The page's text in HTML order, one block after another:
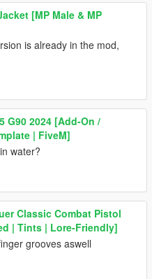
[MP Male & MP
is already in the mod,
G90 2024 [Add-On /
| FiveM]
water?
Classic Combat Pistol
| Tints | Lore-Friendly]
grooves aswell